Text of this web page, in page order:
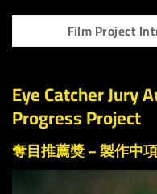
Film Project
Eye Catcher Jury
Progress Project
奪目推薦獎 – 製作中